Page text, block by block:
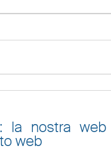
la nostra
web